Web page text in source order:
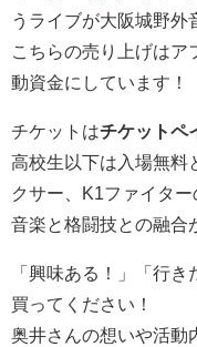
うライブが大阪城野外
こちらの売り上げはア
動資金にしています！
チケットはチケットペ
高校生以下は入場無料
クサー、K1ファイタ
音楽と格闘技との融合
「興味ある！」「行
買ってください！
奥井さんの想いや活動